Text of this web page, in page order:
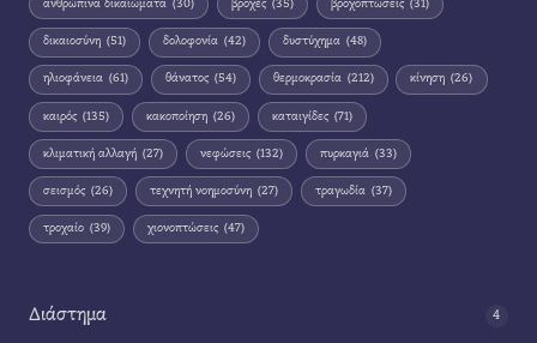
ανθρώπινα δικαιώματα (30) βροχές (35) βροχοπτώσεις (31)
δικαιοσύνη (51) δολοφονία (42) δυστύχημα (48)
ηλιοφάνεια (61) θάνατος (54) θερμοκρασία (212) κίνηση (26)
καιρός (135) κακοποίηση (26) καταιγίδες (71)
κλιματική αλλαγή (27) νεφώσεις (132) πυρκαγιά (33)
σεισμός (26) τεχνητή νοημοσύνη (27) τραγωδία (37)
τροχαίο (39) χιονοπτώσεις (47)
Διάστημα 4